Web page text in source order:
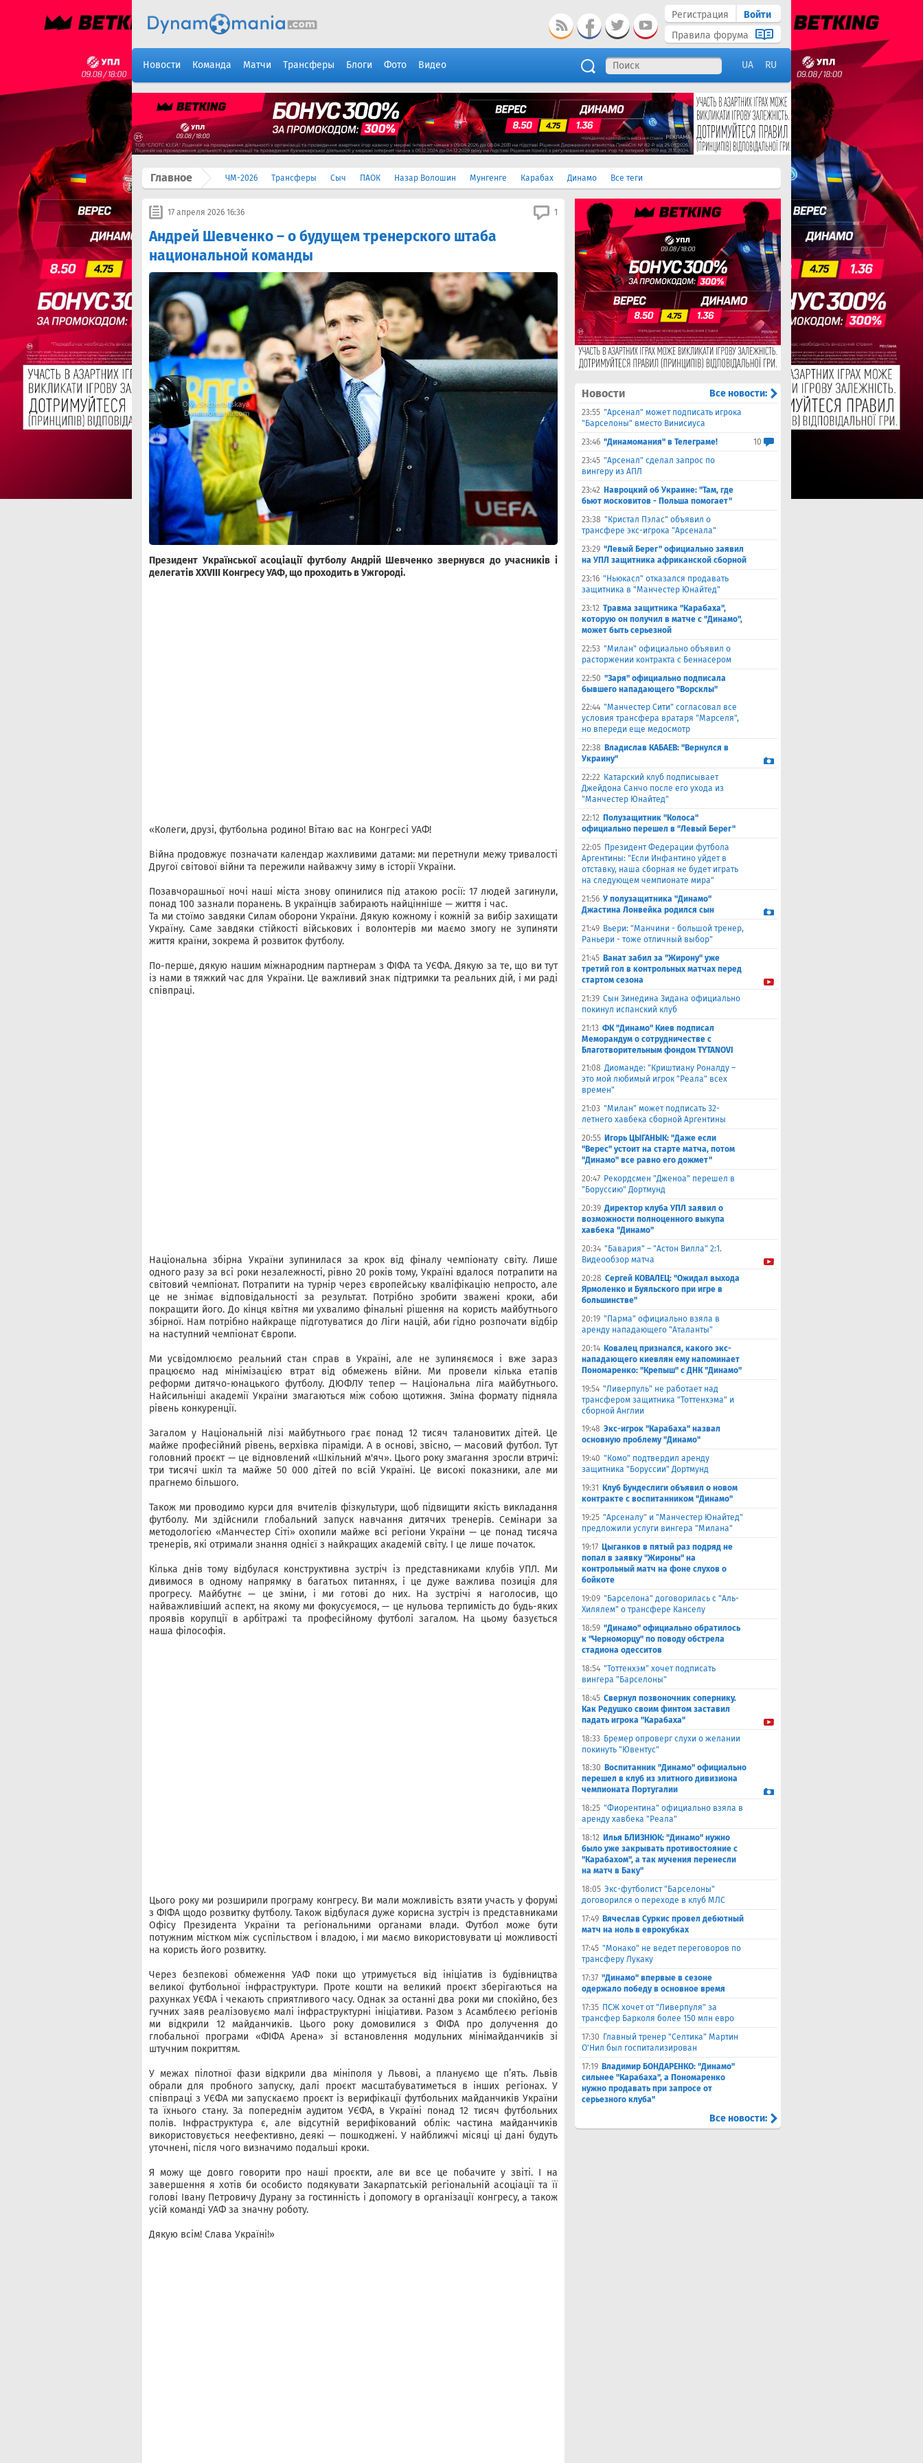
Регистрация
Войти
Правила форума
Новости Команда Матчи Трансферы Блоги Фото Видео UA RU
Главное ЧМ-2026 Трансферы Сыч ПАОК Назар Волошин Мунгенге Карабах Динамо Все теги
17 апреля 2026 16:36 1
Андрей Шевченко – о будущем тренерского штаба
национальной команды
Президент Української асоціації футболу Андрій Шевченко звернувся до учасників і
делегатівXXVIII Конгресу УАФ, що проходить в Ужгороді.
«Колеги, друзі, футбольна родино! Вітаю вас на Конгресі УАФ!
Війна продовжує позначати календар жахливими датами: ми перетнули межу тривалості
Другої світової війни та пережили найважчу зиму в історії України.
Позавчорашньої ночі наші міста знову опинилися під атакою росії: 17 людей загинули,
понад 100 зазнали поранень. В українців забирають найцінніше — життя і час.
Та ми стоїмо завдяки Силам оборони України. Дякую кожному і кожній за вибір захищати
Україну. Саме завдяки стійкості військових і волонтерів ми маємо змогу не зупиняти
життя країни, зокрема й розвиток футболу.
По-перше, дякую нашим міжнародним партнерам з ФІФА та УЄФА. Дякую за те, що ви тут
із нами в тяжкий час для України. Це важливий знак підтримки та реальних дій, і ми раді
співпраці.
Національна збірна України зупинилася за крок від фіналу чемпіонату світу. Лише
одного разу за всі роки незалежності, рівно 20 років тому, Україні вдалося потрапити на
світовий чемпіонат. Потрапити на турнір через європейську кваліфікацію непросто, але
це не знімає відповідальності за результат. Потрібно зробити зважені кроки, аби
покращити його. До кінця квітня ми ухвалимо фінальні рішення на користь майбутнього
збірної. Нам потрібно найкраще підготуватися до Ліги націй, аби гідно розпочати відбір
на наступний чемпіонат Європи.
Ми усвідомлюємо реальний стан справ в Україні, але не зупиняємося і вже зараз
працюємо над мінімізацією втрат від обмежень війни. Ми провели кілька етапів
реформи дитячо-юнацького футболу. ДЮФЛУ тепер — Національна ліга майбутнього.
Найсильніші академії України змагаються між собою щотижня. Зміна формату підняла
рівень конкуренції.
Загалом у Національній лізі майбутнього грає понад 12 тисяч талановитих дітей. Це
майже професійний рівень, верхівка піраміди. А в основі, звісно, — масовий футбол. Тут
головний проєкт — це відновлений «Шкільний м'яч». Цього року змагання зросли втричі:
три тисячі шкіл та майже 50 000 дітей по всій Україні. Це високі показники, але ми
прагнемо більшого.
Також ми проводимо курси для вчителів фізкультури, щоб підвищити якість викладання
футболу. Ми здійснили глобальний запуск навчання дитячих тренерів. Семінари за
методологією «Манчестер Сіті» охопили майже всі регіони України — це понад тисяча
тренерів, які отримали знання однієї з найкращих академій світу. І це лише початок.
Кілька днів тому відбулася конструктивна зустріч із представниками клубів УПЛ. Ми
дивимося в одному напрямку в багатьох питаннях, і це дуже важлива позиція для
прогресу. Майбутнє — це зміни, і ми готові до них. На зустрічі я наголосив, що
найважливіший аспект, на якому ми фокусуємося, — це нульова терпимість до будь-яких
проявів корупції в арбітражі та професійному футболі загалом. На цьому базується
наша філософія.
Цього року ми розширили програму конгресу. Ви мали можливість взяти участь у форумі
з ФІФА щодо розвитку футболу. Також відбулася дуже корисна зустріч із представниками
Офісу Президента України та регіональними органами влади. Футбол може бути
потужним містком між суспільством і владою, і ми маємо використовувати ці можливості
на користь його розвитку.
Через безпекові обмеження УАФ поки що утримується від ініціатив із будівництва
великої футбольної інфраструктури. Проте кошти на великий проєкт зберігаються на
рахунках УЄФА і чекають сприятливого часу. Однак за останні два роки ми спокійно, без
гучних заяв реалізовуємо малі інфраструктурні ініціативи. Разом з Асамблеєю регіонів
ми відкрили 12 майданчиків. Цього року домовилися з ФІФА про долучення до
глобальної програми «ФІФА Арена» зі встановлення модульних мінімайданчиків зі
штучним покриттям.
У межах пілотної фази відкрили два мініполя у Львові, а плануємо ще п’ять. Львів
обрали для пробного запуску, далі проєкт масштабуватиметься в інших регіонах. У
співпраці з УЄФА ми запускаємо проєкт із верифікації футбольних майданчиків України
та їхнього стану. За попереднім аудитом УЄФА, в Україні понад 12 тисяч футбольних
полів. Інфраструктура є, але відсутній верифікований облік: частина майданчиків
використовується неефективно, деякі — пошкоджені. У найближчі місяці ці дані будуть
уточнені, після чого визначимо подальші кроки.
Я можу ще довго говорити про наші проєкти, але ви все це побачите у звіті. І на
завершення я хотів би особисто подякувати Закарпатській регіональній асоціації та її
голові Івану Петровичу Дурану за гостинність і допомогу в організації конгресу, а також
усій команді УАФ за значну роботу.
Дякую всім! Слава Україні!»
Новости Все новости:
23:55 "Арсенал" может подписать игрока
"Барселоны" вместо Винисиуса
23:46 "Динамомания" в Телеграме!
10
23:45 "Арсенал" сделал запрос по
вингеру из АПЛ
23:42 Навроцкий об Украине: "Там, где
бьют московитов - Польша помогает"
23:38 "Кристал Пэлас" объявил о
трансфере экс-игрока "Арсенала"
23:29 "Левый Берег" официально заявил
на УПЛ защитника африканской сборной
23:16 "Ньюкасл" отказался продавать
защитника в "Манчестер Юнайтед"
23:12 Травма защитника "Карабаха",
которую он получил в матче с "Динамо",
может быть серьезной
22:53 "Милан" официально объявил о
расторжении контракта с Беннасером
22:50 "Заря" официально подписала
бывшего нападающего "Ворсклы"
22:44 "Манчестер Сити" согласовал все
условия трансфера вратаря "Марселя",
но впереди еще медосмотр
22:38 Владислав КАБАЕВ: "Вернулся в
Украину"
22:22 Катарский клуб подписывает
Джейдона Санчо после его ухода из
"Манчестер Юнайтед"
22:12 Полузащитник "Колоса"
официально перешел в "Левый Берег"
22:05 Президент Федерации футбола
Аргентины: "Если Инфантино уйдет в
отставку, наша сборная не будет играть
на следующем чемпионате мира"
21:56 У полузащитника "Динамо"
Джастина Лонвейка родился сын
21:49 Вьери: "Манчини - большой тренер,
Раньери - тоже отличный выбор"
21:45 Ванат забил за "Жирону" уже
третий гол в контрольных матчах перед
стартом сезона
21:39 Сын Зинедина Зидана официально
покинул испанский клуб
21:13 ФК "Динамо" Киев подписал
Меморандум о сотрудничестве с
Благотворительным фондом TYTANOVI
21:08 Диоманде: "Криштиану Роналду –
это мой любимый игрок "Реала" всех
времен"
21:03 "Милан" может подписать 32-
летнего хавбека сборной Аргентины
20:55 Игорь ЦЫГАНЫК: "Даже если
"Верес" устоит на старте матча, потом
"Динамо" все равно его дожмет"
20:47 Рекордсмен "Дженоа" перешел в
"Боруссию" Дортмунд
20:39 Директор клуба УПЛ заявил о
возможности полноценного выкупа
хавбека "Динамо"
20:34 "Бавария" – "Астон Вилла" 2:1.
Видеообзор матча
20:28 Сергей КОВАЛЕЦ: "Ожидал выхода
Ярмоленко и Буяльского при игре в
большинстве"
20:19 "Парма" официально взяла в
аренду нападающего "Аталанты"
20:14 Ковалец признался, какого экс-
нападающего киевлян ему напоминает
Пономаренко: "Крепыш" с ДНК "Динамо"
19:54 "Ливерпуль" не работает над
трансфером защитника "Тоттенхэма" и
сборной Англии
19:48 Экс-игрок "Карабаха" назвал
основную проблему "Динамо"
19:40 "Комо" подтвердил аренду
защитника "Боруссии" Дортмунд
19:31
Клуб Бундеслиги объявил о новом
контракте с воспитанником "Динамо"
19:25 "Арсеналу" и "Манчестер Юнайтед"
предложили услуги вингера "Милана"
19:17 Цыганков в пятый раз подряд не
попал в заявку "Жироны" на
контрольный матч на фоне слухов о
бойкоте
19:09 "Барселона" договорилась с "Аль-
Хилялем" о трансфере Канселу
18:59 "Динамо" официально обратилось
к "Черноморцу" по поводу обстрела
стадиона одесситов
18:54 "Тоттенхэм" хочет подписать
вингера "Барселоны"
18:45 Свернул позвоночник сопернику.
Как Редушко своим финтом заставил
падать игрока "Карабаха"
18:33 Бремер опроверг слухи о желании
покинуть "Ювентус"
18:30 Воспитанник "Динамо" официально
перешел в клуб из элитного дивизиона
чемпионата Португалии
18:25 "Фиорентина" официально взяла в
аренду хавбека "Реала"
18:12 Илья БЛИЗНЮК: "Динамо" нужно
было уже закрывать противостояние с
"Карабахом", а так мучения перенесли
на матч в Баку"
18:05 Экс-футболист "Барселоны"
договорился о переходе в клуб МЛС
17:49 Вячеслав Суркис провел дебютный
матч на ноль в еврокубках
17:45 "Монако" не ведет переговоров по
трансферу Лукаку
17:37 "Динамо" впервые в сезоне
одержало победу в основное время
17:35 ПСЖ хочет от "Ливерпуля" за
трансфер Барколя более 150 млн евро
17:30 Главный тренер "Селтика" Мартин
О'Нил был госпитализирован
17:19 Владимир БОНДАРЕНКО: "Динамо"
сильнее "Карабаха", а Пономаренко
нужно продавать при запросе от
серьезного клуба"
Все новости: